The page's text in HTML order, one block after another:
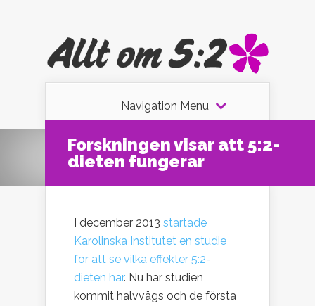
Navigation Menu
Forskningen visar att 5:2-
dieten fungerar
I december 2013 startade
Karolinska Institutet en studie
för att se vilka effekter 5:2-
dieten har. Nu har studien
kommit halvvägs och de första